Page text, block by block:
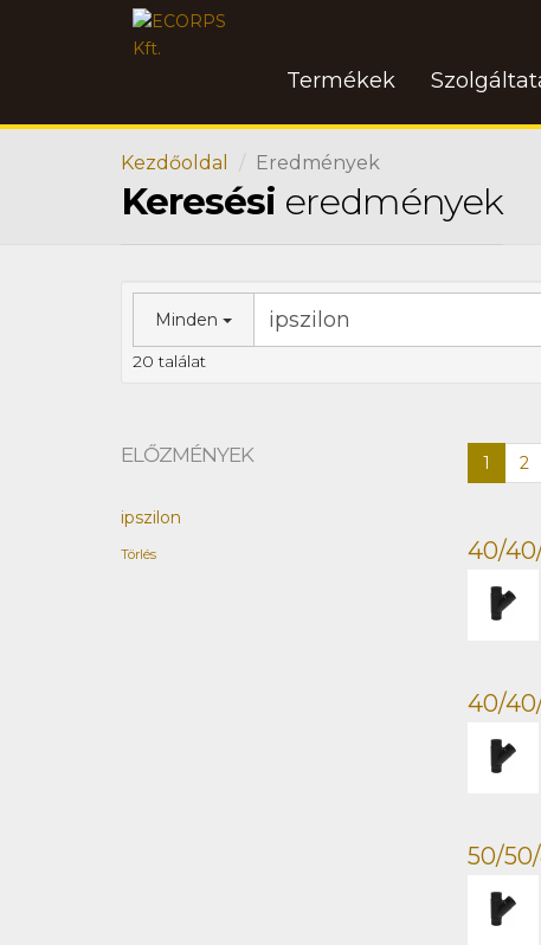
Termékek
Kezdőoldal Eredmények
Keresési eredmények
Minden
20 találat
ELŐZMÉNYEK
ipszilon
Törlés
1 2
40/
40/
50/